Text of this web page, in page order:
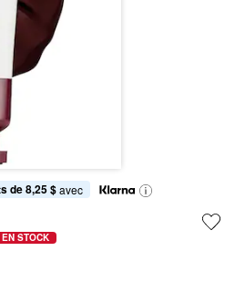
de 8,25 $ avec
STOCK